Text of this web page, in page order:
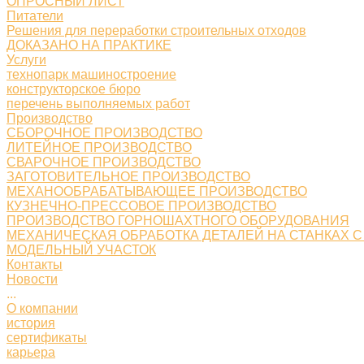
Питатели
Решения для переработки строительных отходов
ДОКАЗАНО НА ПРАКТИКЕ
Услуги
технопарк машиностроение
конструкторское бюро
перечень выполняемых работ
Производство
СБОРОЧНОЕ ПРОИЗВОДСТВО
ЛИТЕЙНОЕ ПРОИЗВОДСТВО
СВАРОЧНОЕ ПРОИЗВОДСТВО
ЗАГОТОВИТЕЛЬНОЕ ПРОИЗВОДСТВО
МЕХАНООБРАБАТЫВАЮЩЕЕ ПРОИЗВОДСТВО
КУЗНЕЧНО-ПРЕССОВОЕ ПРОИЗВОДСТВО
ПРОИЗВОДСТВО ГОРНОШАХТНОГО ОБОРУДОВАНИЯ
МЕХАНИЧЕСКАЯ ОБРАБОТКА ДЕТАЛЕЙ НА СТАНКАХ
МОДЕЛЬНЫЙ УЧАСТОК
Контакты
Новости
...
О компании
история
сертификаты
карьера